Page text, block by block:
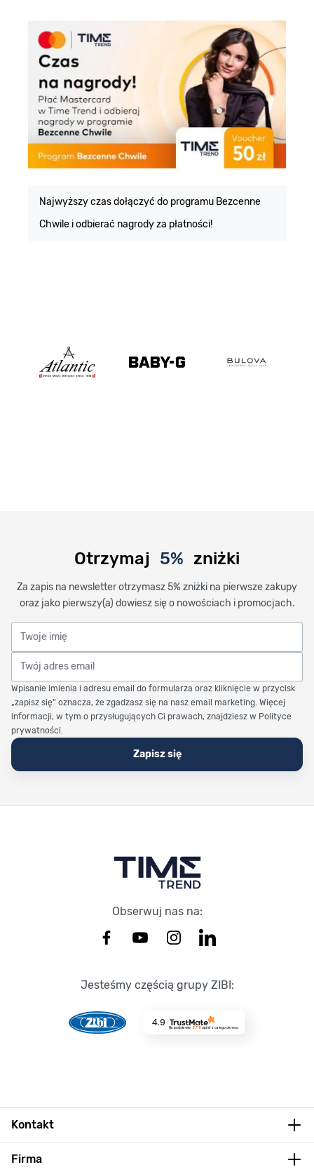
Najwyższy czas dołączyć do programu Bezcenne
Chwile i odbierać nagrody za płatności!
Otrzymaj 5% zniżki
Za zapis na newsletter otrzymasz 5% zniżki na pierwsze zakupy
oraz jako pierwszy(a) dowiesz się o nowościach i promocjach.
Twoje imię
Twój adres email
Wpisanie imienia i adresu email do formularza oraz kliknięcie w przycisk
„zapisz się” oznacza, że zgadzasz się na nasz email marketing. Więcej
informacji, w tym o przysługujących Ci prawach, znajdziesz w Polityce
prywatności.
Zapisz się
Obserwuj nas na:
Jesteśmy częścią grupy ZIBI:
4.9
Na podstawie 8719opinii z całego okresu
Kontakt
Firma